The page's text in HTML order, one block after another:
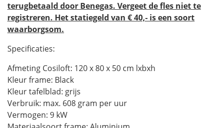
terugbetaald door Benegas. Vergeet de fles niet te
registreren. Het statiegeld van € 40,- is een soort
waarborgsom.
Specificaties:
Afmeting Cosiloft: 120 x 80 x 50 cm lxbxh
Kleur frame: Black
Kleur tafelblad: grijs
Verbruik: max. 608 gram per uur
Vermogen: 9 kW